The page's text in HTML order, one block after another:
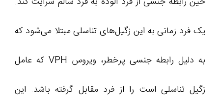
یک فرد زمانی به این زگیل‌های تناسلی مبتلا می‌شود که
به دلیل رابطه جنسی پرخطر، ویروس VPH که عامل
زگیل تناسلی است را از فرد مقابل گرفته باشد. این